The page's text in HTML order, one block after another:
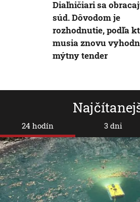
24 hodín 3 dni
Diaľničiari sa
súd. Dôvodom je
rozhodnutie, podľa
musia znovu
mýtny tender